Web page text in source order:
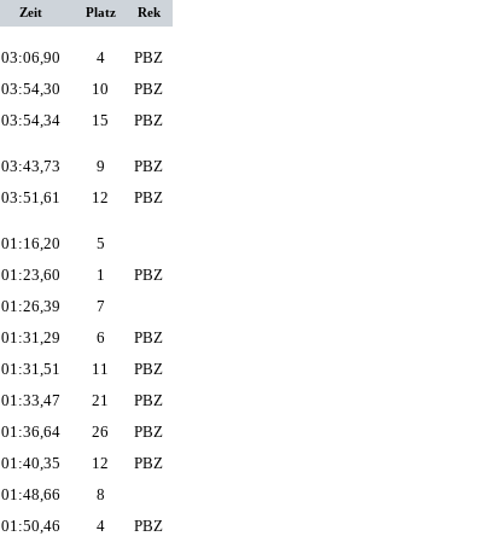
Zeit Platz Rek
03:06,90 4
PBZ
03:54,30 10
PBZ
03:54,34 15 PBZ
03:43,73 9
PBZ
03:51,61 12 PBZ
01:16,20
5
01:23,60 1
PBZ
01:26,39
7
01:31,29 6
PBZ
01:31,51 11
PBZ
01:33,47 21
PBZ
01:36,64 26
PBZ
01:40,35 12
PBZ
01:48,66
8
01:50,46 4 PBZ